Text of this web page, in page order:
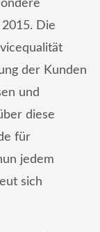
Die
der Kunden
und
diese
für
jedem
sich